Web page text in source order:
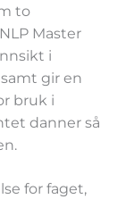
to
Master
i
gir en
bruk i
danner så
for faget,